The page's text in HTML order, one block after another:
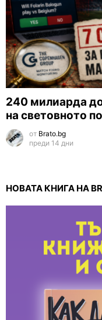
240 милиарда
на световното
от Brato.bg
преди 14 дни
НОВАТА КНИГА НА